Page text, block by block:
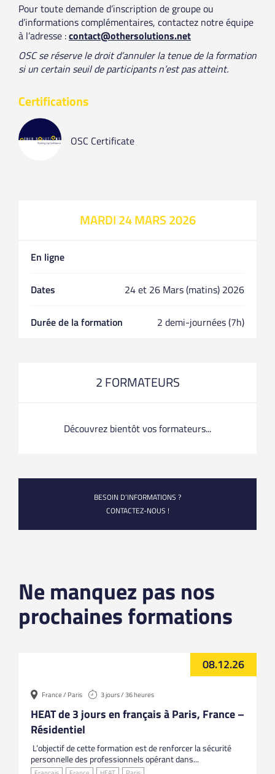
Pour toute demande d’inscription de groupe ou
d’informations complémentaires, contactez notre équipe
à l’adresse :contact@othersolutions.net
OSC se réserve le droit d’annuler la tenue de la formation
si un certain seuil de participants n’est pas atteint.
Certifications
OSC Certificate
MARDI 24 MARS 2026
En ligne
Dates 24 et 26 Mars (matins) 2026
Durée de la formation 2 demi-journées (7h)
2 FORMATEURS
Découvrez bientôt vos formateurs...
BESOIN D’INFORMATIONS ?
CONTACTEZ-NOUS !
Ne manquez pas nos
prochaines formations
08.12.26
France / Paris 3 jours / 36 heures
HEAT de 3 jours en français à Paris, France –
Résidentiel
L’objectif de cette formation est de renforcer la sécurité
personnelle des professionnels opérant dans...